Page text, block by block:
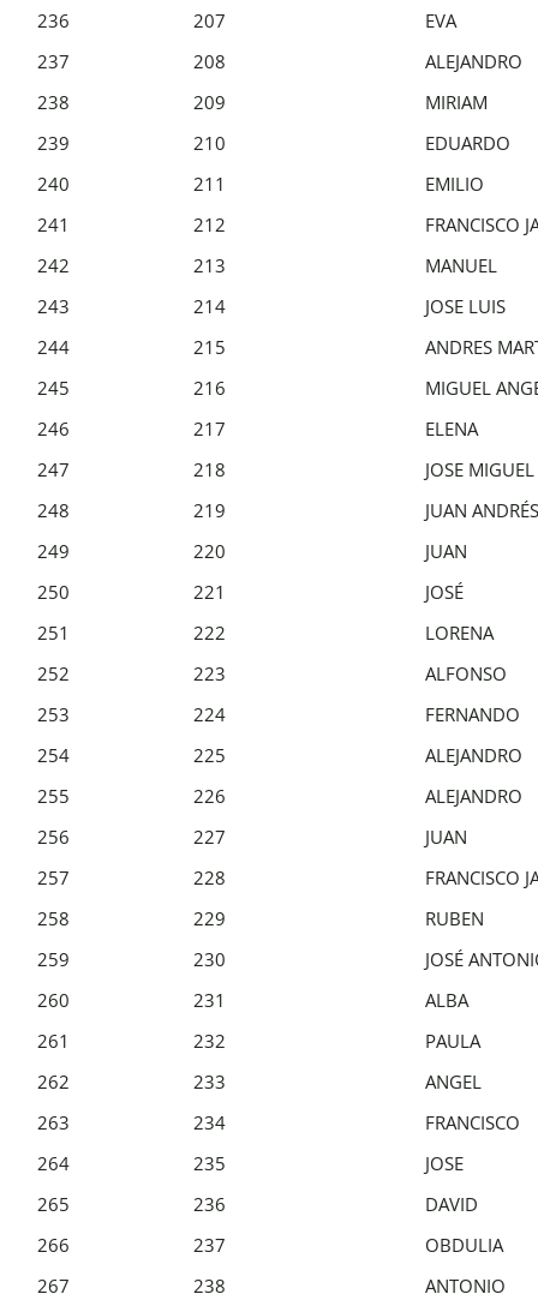
236
207
EVA
237
208
ALEJANDRO
238
209
MIRIAM
239
210
EDUARDO
240
211
EMILIO
241
212
FRANCISCO
242
213
MANUEL
243
214
JOSE LUIS
244
215
ANDRES
245
216
MIGUEL
246
217
ELENA
247
218
JOSE MIGUEL
248
219
JUAN ANDRÉS
249
220
JUAN
250
221
JOSÉ
251
222
LORENA
252
223
ALFONSO
253
224
FERNANDO
254
225
ALEJANDRO
255
226
ALEJANDRO
256
227
JUAN
257
228
FRANCISCO
258
229
RUBEN
259
230
JOSÉ
260
231
ALBA
261
232
PAULA
262
233
ANGEL
263
234
FRANCISCO
264
235
JOSE
265
236
DAVID
266
237
OBDULIA
267
238
ANTONIO